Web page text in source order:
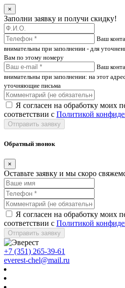
×
Заполни заявку и получи скидку!
Ваш
внимательны при заполнении - для
Вам по этому номеру
Ваш
внимательны при заполнении: на этот
уточняющие письма
Я согласен на обработку моих
соответствии с Политикой
Отправить заявку
Обратный звонок
×
Оставьте заявку и мы скоро
Я согласен на обработку моих
соответствии с Политикой
Отправить заявку
+7 (351) 265-39-61
everest-chel@mail.ru